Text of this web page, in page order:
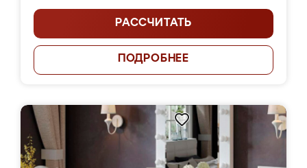
РАССЧИТАТЬ
ПОДРОБНЕЕ